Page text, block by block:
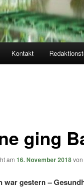
Kontakt
ging
am 16. November 2018von
war gestern –